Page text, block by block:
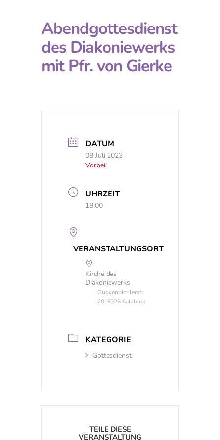
Abendgottesdienst
des Diakoniewerks
mit Pfr. von Gierke
DATUM
08 Juli 2023
Vorbei!
UHRZEIT
18:00
VERANSTALTUNGSORT
Kirche des
Diakoniewerks
Guggenbichlerstr.
20, 5026 Salzburg
KATEGORIE
Gottesdienst
TEILE DIESE
VERANSTALTUNG